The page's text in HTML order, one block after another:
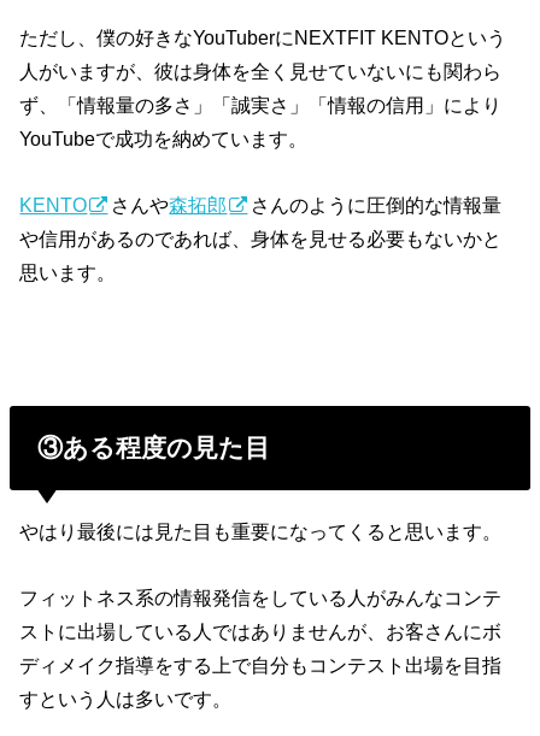
ただし、僕の好きなYouTuberにNEXTFIT KENTOという
人がいますが、彼は身体を全く見せていないにも関わら
ず、「情報量の多さ」「誠実さ」「情報の信用」により
YouTubeで成功を納めています。
KENTO さんや森拓郎
さんのように圧倒的な情報量
や信用があるのであれば、身体を見せる必要もないかと
思います。
③ある程度の見た目
やはり最後には見た目も重要になってくると思います。
フィットネス系の情報発信をしている人がみんなコンテ
ストに出場している人ではありませんが、お客さんにボ
ディメイク指導をする上で自分もコンテスト出場を目指
すという人は多いです。